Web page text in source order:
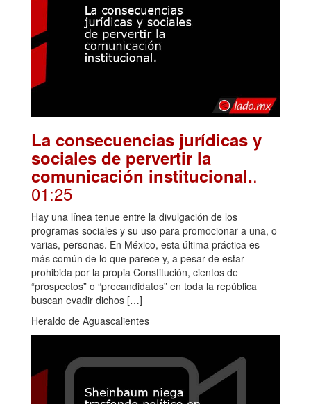
La consecuencias jurídicas y
sociales de pervertir la
comunicación institucional..
01:25
Hay una línea tenue entre la divulgación de los
programas sociales y su uso para promocionar a una, o
varias, personas. En México, esta última práctica es
más común de lo que parece y, a pesar de estar
prohibida por la propia Constitución, cientos de
“prospectos” o “precandidatos” en toda la república
buscan evadir dichos […]
Heraldo de Aguascalientes